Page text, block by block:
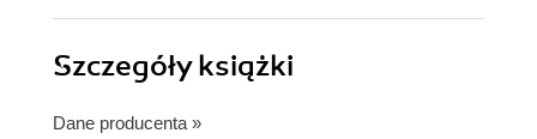
Szczegółyksiążki
Dane producenta »